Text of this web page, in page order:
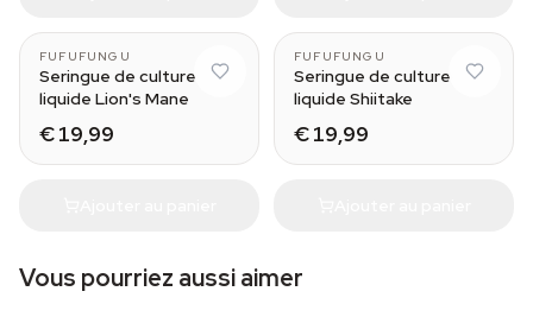
FUFUFUNGU
Seringue de culture
liquide Lion's Mane
€ 19,99
FUFUFUNGU
Seringue de culture
liquide Shiitake
€ 19,99
Vous pourriez aussi aimer